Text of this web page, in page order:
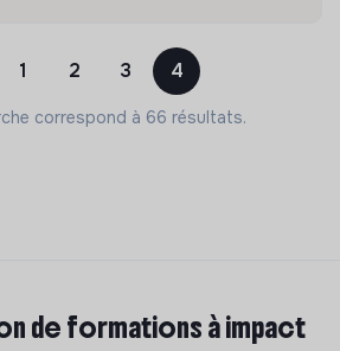
1 2 3 4
correspond à 66 résultats.
de formations à impact